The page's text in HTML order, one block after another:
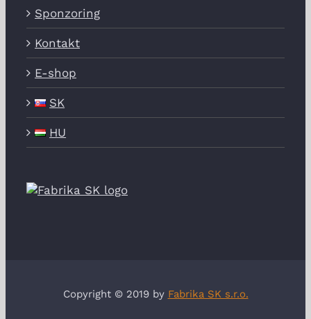
Sponzoring
Kontakt
E-shop
SK
HU
Copyright © 2019 by Fabrika SK s.r.o.